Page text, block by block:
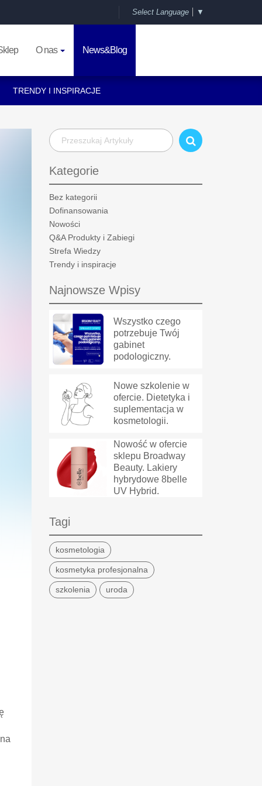
Select Language ▼
O nas News&Blog
TRENDY I INSPIRACJE
Kategorie
Bez kategorii
Dofinansowania
Nowości
Q&A Produkty i Zabiegi
Strefa Wiedzy
Trendy i inspiracje
Najnowsze Wpisy
Wszystko czego
potrzebuje Twój
gabinet
podologiczny.
Nowe szkolenie w
ofercie. Dietetyka i
suplementacja w
kosmetologii.
Nowość w ofercie
sklepu Broadway
Beauty. Lakiery
hybrydowe 8belle
UV Hybrid.
Tagi
kosmetologia
kosmetyka profesjonalna
szkolenia uroda